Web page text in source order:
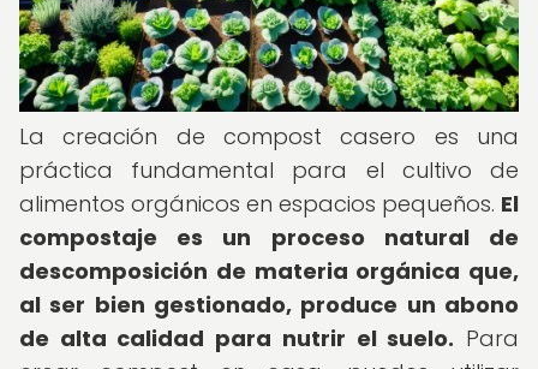
La creación de compost casero es una
práctica fundamental para el cultivo de
alimentos orgánicos en espacios pequeños. El
compostaje es un proceso natural de
descomposición de materia orgánica que,
al ser bien gestionado, produce un abono
de alta calidad para nutrir el suelo. Para